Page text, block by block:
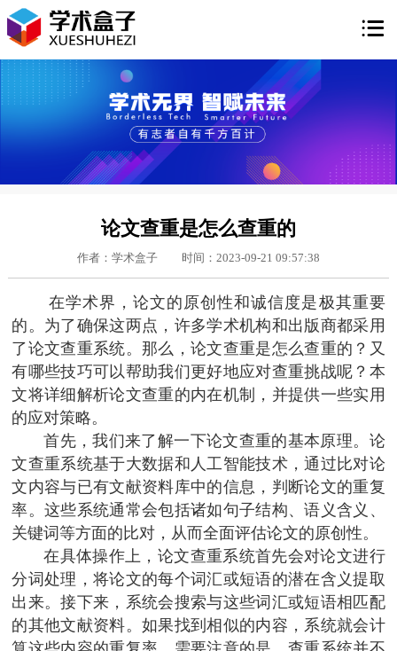

论文查重是怎么查重的
作者：学术盒子 时间：2023-09-21 09:57:38
在学术界，论文的原创性和诚信度是极其重要
的。为了确保这两点，许多学术机构和出版商都采用
了论文查重系统。那么，论文查重是怎么查重的？又
有哪些技巧可以帮助我们更好地应对查重挑战呢？本
文将详细解析论文查重的内在机制，并提供一些实用
的应对策略。
首先，我们来了解一下论文查重的基本原理。论
文查重系统基于大数据和人工智能技术，通过比对论
文内容与已有文献资料库中的信息，判断论文的重复
率。这些系统通常会包括诸如句子结构、语义含义、
关键词等方面的比对，从而全面评估论文的原创性。
在具体操作上，论文查重系统首先会对论文进行
分词处理，将论文的每个词汇或短语的潜在含义提取
出来。接下来，系统会搜索与这些词汇或短语相匹配
的其他文献资料。如果找到相似的内容，系统就会计